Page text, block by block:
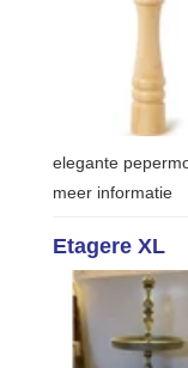
elegante
meer informatie
Etagere XL